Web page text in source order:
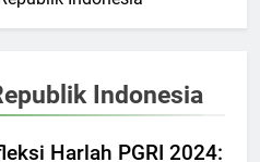
Indonesia
Harlah PGRI 2024: